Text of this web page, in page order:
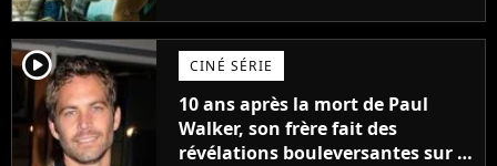
player2 CINÉ SÉRIE
10 ans après la mort de Paul
Walker, son frère fait des
révélations bouleversantes sur la